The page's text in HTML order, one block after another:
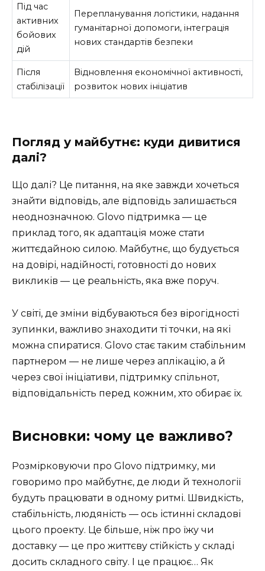
Під час
активних
бойових
дій
Перепланування логістики, надання
гуманітарної допомоги, інтеграція
нових стандартів безпеки
Після
стабілізації
Відновлення економічної активності,
розвиток нових ініціатив
Погляд у майбутнє: куди дивитися
далі?
Що далі? Це питання, на яке завжди хочеться
знайти відповідь, але відповідь залишається
неоднозначною. Glovo підтримка — це
приклад того, як адаптація може стати
життєдайною силою. Майбутнє, що будується
на довірі, надійності, готовності до нових
викликів — це реальність, яка вже поруч.
У світі, де зміни відбуваються без вірогідності
зупинки, важливо знаходити ті точки, на які
можна спиратися. Glovo стає таким стабільним
партнером — не лише через аплікацію, а й
через свої ініціативи, підтримку спільнот,
відповідальність перед кожним, хто обирає їх.
Висновки: чому це важливо?
Розмірковуючи про Glovo підтримку, ми
говоримо про майбутнє, де люди й технології
будуть працювати в одному ритмі. Швидкість,
стабільність, людяність — ось істинні складові
цього проекту. Це більше, ніж про їжу чи
доставку — це про життєву стійкість у складі
досить складного світу. І це працює… Як